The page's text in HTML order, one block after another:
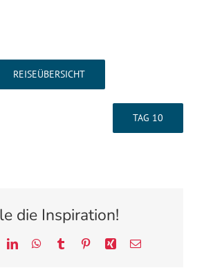
REISEÜBERSICHT
TAG 10
die Inspiration!
LinkedInWhatsApp
Tumblr PinterestXing E-